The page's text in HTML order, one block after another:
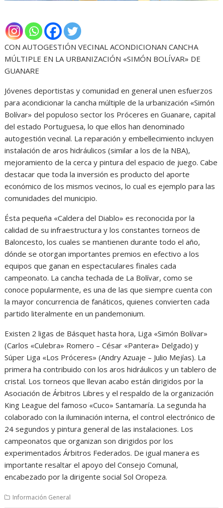
CON AUTOGESTIÓN VECINAL ACONDICIONAN CANCHA
MÚLTIPLE EN LA URBANIZACIÓN «SIMÓN BOLÍVAR» DE
GUANARE
Jóvenes deportistas y comunidad en general unen esfuerzos
para acondicionar la cancha múltiple de la urbanización «Simón
Bolívar» del populoso sector los Próceres en Guanare, capital
del estado Portuguesa, lo que ellos han denominado
autogestión vecinal. La reparación y embellecimiento incluyen
instalación de aros hidráulicos (similar a los de la NBA),
mejoramiento de la cerca y pintura del espacio de juego. Cabe
destacar que toda la inversión es producto del aporte
económico de los mismos vecinos, lo cual es ejemplo para las
comunidades del municipio.
Ésta pequeña «Caldera del Diablo» es reconocida por la
calidad de su infraestructura y los constantes torneos de
Baloncesto, los cuales se mantienen durante todo el año,
dónde se otorgan importantes premios en efectivo a los
equipos que ganan en espectaculares finales cada
campeonato. La cancha techada de La Bolívar, como se
conoce popularmente, es una de las que siempre cuenta con
la mayor concurrencia de fanáticos, quienes convierten cada
partido literalmente en un pandemonium.
Existen 2 ligas de Básquet hasta hora, Liga «Simón Bolívar»
(Carlos «Culebra» Romero – César «Pantera» Delgado) y
Súper Liga «Los Próceres» (Andry Azuaje – Julio Mejías). La
primera ha contribuido con los aros hidráulicos y un tablero de
cristal. Los torneos que llevan acabo están dirigidos por la
Asociación de Árbitros Libres y el respaldo de la organización
King League del famoso «Cuco» Santamaría. La segunda ha
colaborado con la iluminación interna, el control electrónico de
24 segundos y pintura general de las instalaciones. Los
campeonatos que organizan son dirigidos por los
experimentados Árbitros Federados. De igual manera es
importante resaltar el apoyo del Consejo Comunal,
encabezado por la dirigente social Sol Oropeza.
Información General